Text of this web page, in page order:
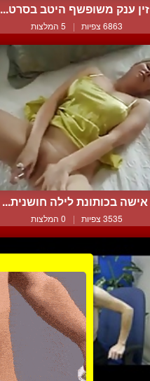
זין ענק משופשף היטב בסרט...
6863 צפיות | 5 המלצות
אישה בכותונת לילה חושנית...
3535 צפיות | 0 המלצות